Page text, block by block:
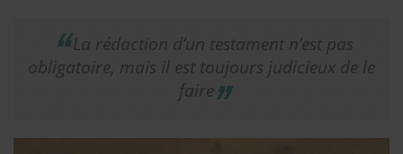
La rédaction d’un testament n’est pas
obligatoire, mais il est toujours judicieux de le
faire